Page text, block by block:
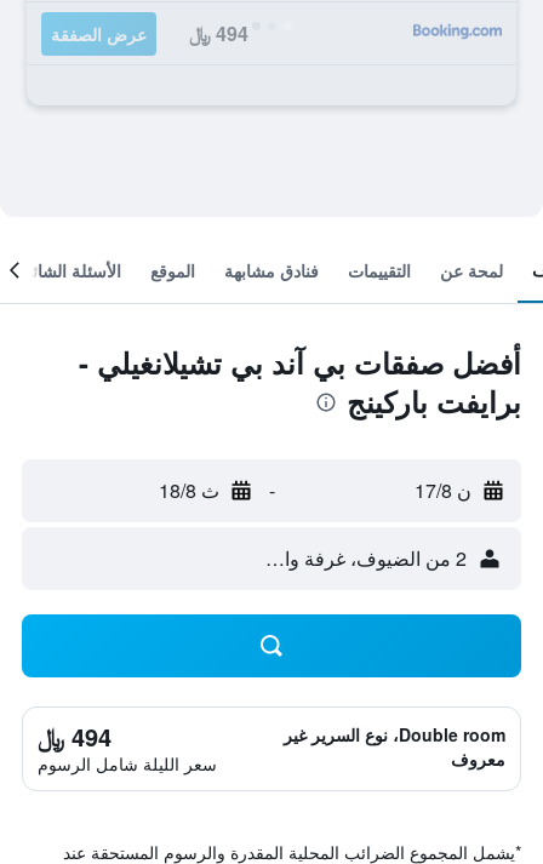
494 ﷼ عرض الصفقة
لمحة عن التقييمات فنادق مشابهة الموقع الأسئلة الشائعة
أفضل صفقات بي آند بي تشيلانغيلي -
برايفت باركينج
ن 17/8 - ث 18/8
2 من الضيوف، غرفة واحدة
Double room، نوع السرير غير
معروف
494 ﷼
سعر الليلة شامل الرسوم
*يشمل المجموع الضرائب المحلية المقدرة والرسوم المستحقة عند